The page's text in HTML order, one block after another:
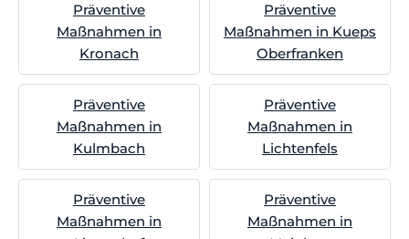
Präventive
Maßnahmen in
Kronach
Präventive
Maßnahmen in Kueps
Oberfranken
Präventive
Maßnahmen in
Kulmbach
Präventive
Maßnahmen in
Lichtenfels
Präventive
Maßnahmen in
Präventive
Maßnahmen in